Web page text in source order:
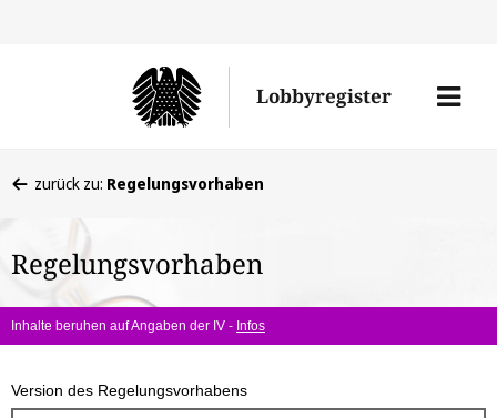
Lobbyregister
Menü
befinden
hier:
zurück zu: Regelungsvorhaben
Regelungsvorhaben
Inhalte beruhen auf Angaben der IV - Infos
Version des Regelungsvorhabens